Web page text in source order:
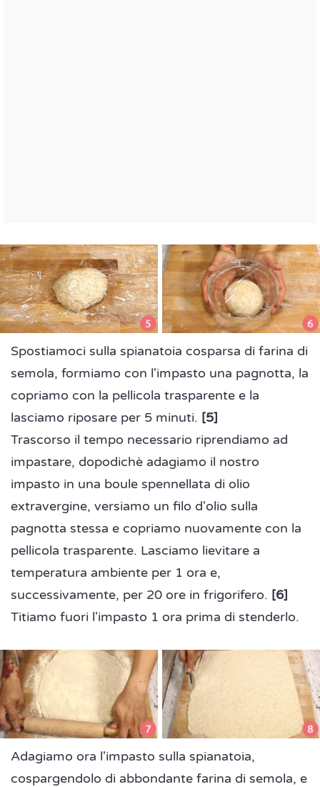
Spostiamoci sulla spianatoia cosparsa di farina di
semola, formiamo con l'impasto una pagnotta, la
copriamo con la pellicola trasparente e la
lasciamo riposare per 5 minuti. [5]
Trascorso il tempo necessario riprendiamo ad
impastare, dopodichè adagiamo il nostro
impasto in una boule spennellata di olio
extravergine, versiamo un filo d'olio sulla
pagnotta stessa e copriamo nuovamente con la
pellicola trasparente. Lasciamo lievitare a
temperatura ambiente per 1 ora e,
successivamente, per 20 ore in frigorifero. [6]
Titiamo fuori l'impasto 1 ora prima di stenderlo.
Adagiamo ora l'impasto sulla spianatoia,
cospargendolo di abbondante farina di semola, e